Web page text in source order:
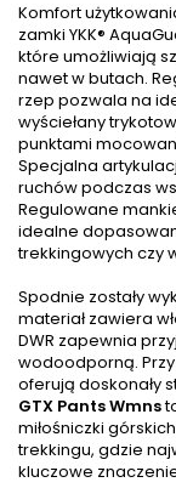
Komfort
zamki YKK®
które umożliwiają
nawet w butach.
rzep pozwala na
wyściełany
punktami
Specjalna
ruchów podczas
Regulowane
idealne
trekkingowych czy
Spodnie zostały
materiał zawiera
DWR zapewnia
wodoodporną.
oferują doskonały
GTX Pants Wmns
miłośniczki
trekkingu, gdzie
kluczowe